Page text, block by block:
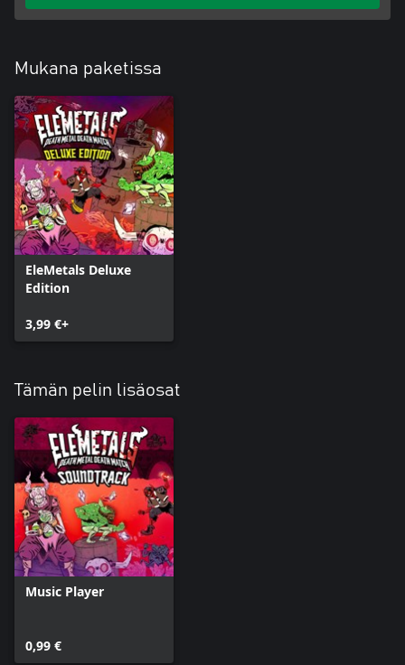
Mukana paketissa
EleMetals Deluxe
Edition
3,99 €+
Tämän pelin lisäosat
Music Player
0,99 €